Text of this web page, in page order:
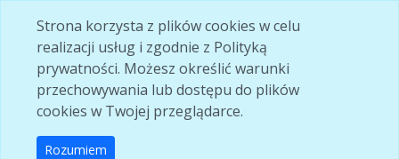
Strona korzysta z plików cookies w celu
realizacji usług i zgodnie z Polityką
prywatności. Możesz określić warunki
przechowywania lub dostępu do plików
cookies w Twojej przeglądarce.
Rozumiem